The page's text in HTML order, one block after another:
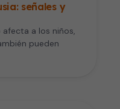
señales y
afecta a los niños,
pueden